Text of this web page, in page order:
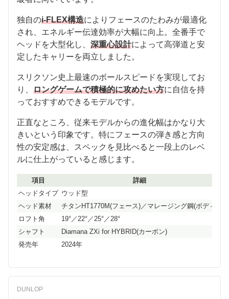
独自のi-FLEX構造によりフェースのたわみが最適化
され、エネルギー伝達効率が大幅に向上。全番手で
ヘッドを大型化し、 深重心設計によって高弾道と安
定したキャリーを両立しました。
スリクソン史上最速のボールスピードを実現してお
り、 ロングゲームで積極的に攻めたい方に自信を持
っておすすめできるモデルです。
正直なところ、従来モデルからの進化幅はかなり大
きいという印象です。特にフェースの弾き感と方向
性の安定感は、スペックを見比べると一段上のレベ
ルに仕上がっていると感じます。
項目
詳細
ヘッドタイプ ウッド型
ヘッド素材
チタンHT1770M(フェース)／マレージング鋼(ボディ)
ロフト角
19°／22°／25°／28°
シャフト
Diamana ZXi for HYBRID(カーボン)
発売年
2024年
DUNLOP